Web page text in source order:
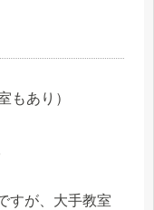
もあり）
すが、大手教室